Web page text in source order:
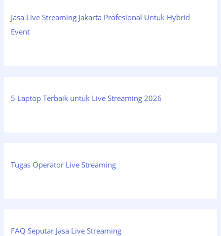
Jasa Live Streaming Jakarta Profesional Untuk Hybrid
Event
5 Laptop Terbaik untuk Live Streaming 2026
Tugas Operator Live Streaming
FAQ Seputar Jasa Live Streaming